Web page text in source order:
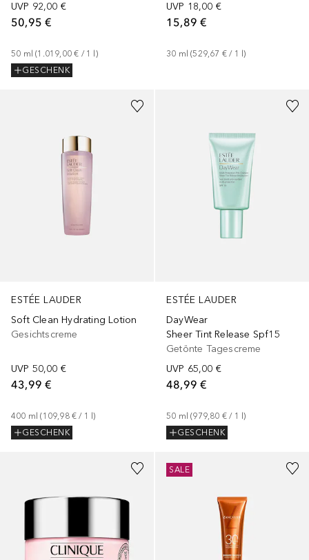
UVP 92,00 €
50,95 €
50 ml (1.019,00 € / 1
)
GESCHENK
UVP 18,00 €
15,89 €
30 ml (529,67 € / 1 l)
ESTÉE LAUDER
Soft Clean Hydrating Lotion
Gesichtscreme
UVP 50,00 €
43,99 €
400 ml (109,98 € / 1 l)
GESCHENK
ESTÉE LAUDER
DayWear
Sheer Tint Release Spf15
Getönte Tagescreme
UVP 65,00 €
48,99 €
50 ml (979,80 € / 1 l)
GESCHENK
Größen
SALE